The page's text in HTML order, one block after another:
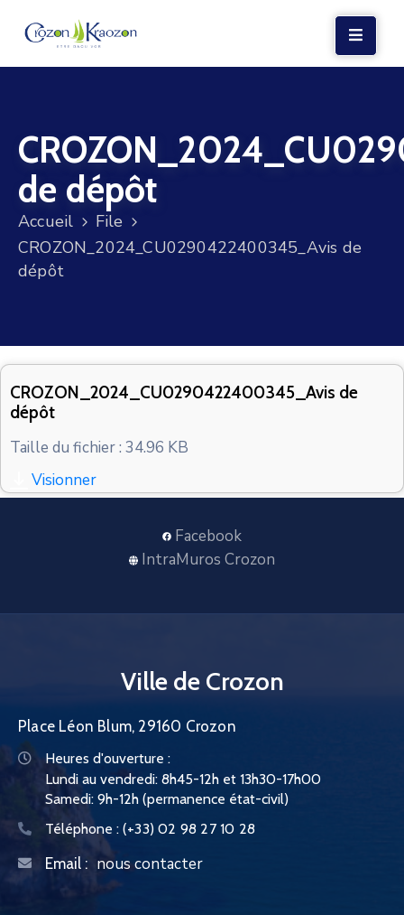
VIE
LOCALE
VIE
SOCIALE
TERRE
VOS
CONTACT
de dépôt
Accueil
File
CROZON_2024_CU0290422400345_Avis de
dépôt
CROZON_2024_CU0290422400345_Avis de
dépôt
Taille du fichier : 34.96 KB
Visionner
Facebook
IntraMuros Crozon
Ville de Crozon
Place Léon Blum, 29160 Crozon
Heures d'ouverture :
Lundi au vendredi: 8h45-12h et 13h30-17h00
Samedi: 9h-12h (permanence état-civil)
Téléphone : (+33) 02 98 27 10 28
Email : nous contacter